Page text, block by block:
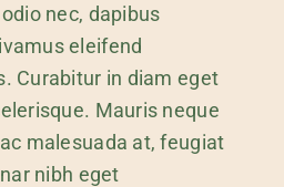
nec, dapibus
eleifend
Curabitur in diam eget
Mauris neque
malesuada at, feugiat
nibh eget